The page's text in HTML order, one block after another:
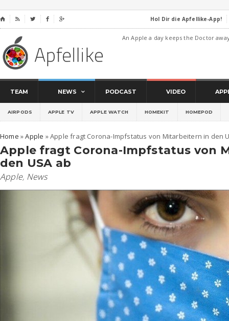
⌂     Hol Dir die Apfellike-App!
An Apple a day keeps the Doctor
TEAM NEWS PODCAST VIDEO
AIRPODS APPLE TV APPLE WATCH HOMEKIT HOMEPOD
Home »Apple »Apple fragt Corona-Impfstatus von Mitarbeitern in den
Apple fragt Corona-Impfstatus von
den USA ab
Apple, News